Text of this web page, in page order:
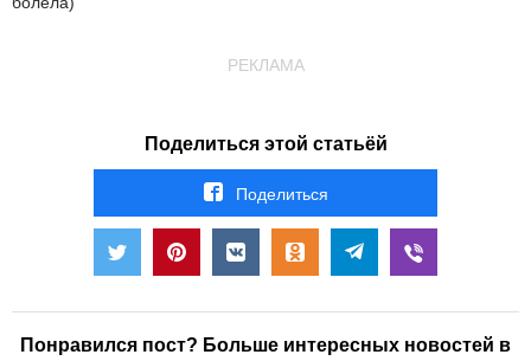
РЕКЛАМА
Поделиться этой статьёй
Поделиться
Понравился пост? Больше интересных новостей в